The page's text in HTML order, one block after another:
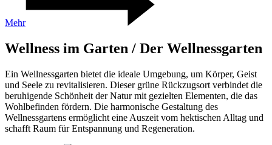
Mehr
Wellness im Garten / Der Wellnessgarten
Ein Wellnessgarten bietet die ideale Umgebung, um Körper, Geist
und Seele zu revitalisieren. Dieser grüne Rückzugsort verbindet die
beruhigende Schönheit der Natur mit gezielten Elementen, die das
Wohlbefinden fördern. Die harmonische Gestaltung des
Wellnessgartens ermöglicht eine Auszeit vom hektischen Alltag und
schafft Raum für Entspannung und Regeneration.